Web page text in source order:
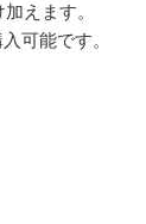
えます。
可能です。